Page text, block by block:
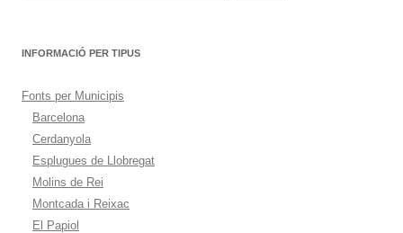
INFORMACIÓ PER TIPUS
Fonts per Municipis
Barcelona
Cerdanyola
Esplugues de Llobregat
Molins de Rei
Montcada i Reixac
El Papiol